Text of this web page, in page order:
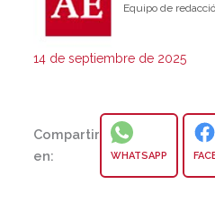
Equipo de
14 de septiembre de 2025
Compartir
en:
WHATSAPP